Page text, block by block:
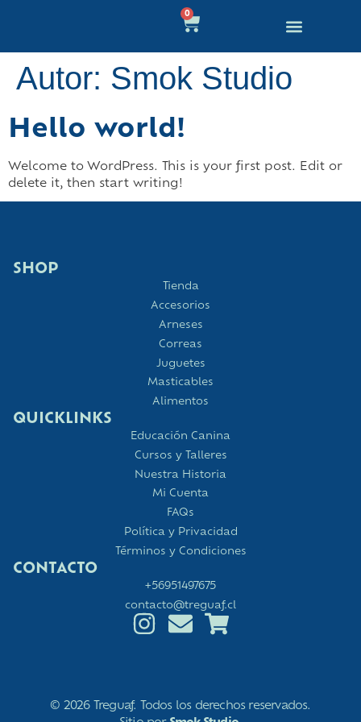
0
Autor: Smok Studio
Hello world!
Welcome to WordPress. This is your first post. Edit or
delete it, then start writing!
SHOP
Tienda
Accesorios
Arneses
Correas
Juguetes
Masticables
Alimentos
QUICKLINKS
Educación Canina
Cursos y Talleres
Nuestra Historia
Mi Cuenta
FAQs
Política y Privacidad
Términos y Condiciones
CONTACTO
+56951497675
contacto@treguaf.cl
© 2026 Treguaf. Todos los derechos reservados.